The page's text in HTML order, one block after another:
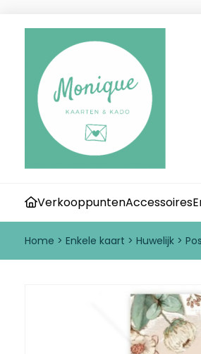
VerkooppuntenAccessoires
Home > Enkele kaart > Huwelijk >